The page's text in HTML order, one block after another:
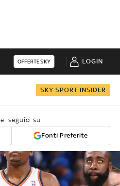
OFFERTE SKY LOGIN
SKY SPORT INSIDER
seguici su
Fonti Preferite